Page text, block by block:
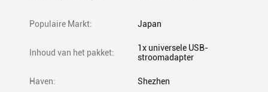
Populaire Markt: Japan
Inhoud van het pakket:
1x universele USB-
stroomadapter
Haven: Shezhen